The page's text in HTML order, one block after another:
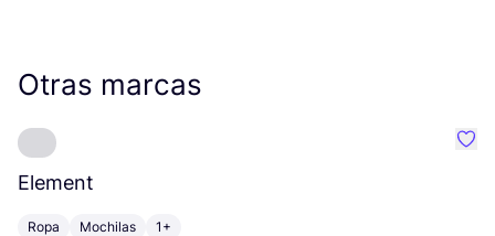
Otras marcas
Element
Ropa Mochilas 1+